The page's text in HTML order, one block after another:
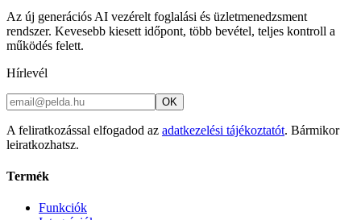
Az új generációs AI vezérelt foglalási és üzletmenedzsment
rendszer. Kevesebb kiesett időpont, több bevétel, teljes kontroll a
működés felett.
Hírlevél
OK
A feliratkozással elfogadod az adatkezelési tájékoztatót. Bármikor
leiratkozhatsz.
Termék
Funkciók